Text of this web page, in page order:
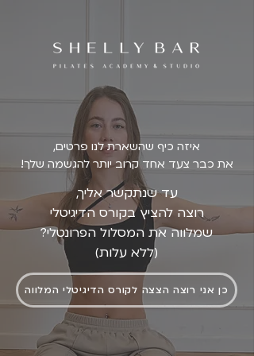
איזה כיף שהשארת לנו פרטים,
את כבר צעד אחד קרוב יותר להגשמה שלך!
עד שנתקשר אליך,
רוצה להציץ בקורס הדיגיטלי
שמלווה את המסלול הפרונטלי?
(ללא עלות)
כן אני רוצה הצצה לקורס הדיגיטלי המלווה